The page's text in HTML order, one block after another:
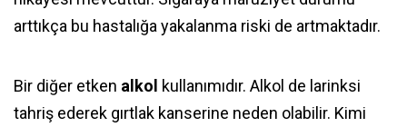
arttıkça bu hastalığa yakalanma riski de artmaktadır.
Bir diğer etken alkol kullanımıdır. Alkol de larinksi
tahriş ederek gırtlak kanserine neden olabilir. Kimi